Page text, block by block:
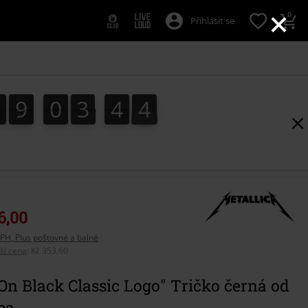
×
Přihlásit se 0
9
9 0
0 3
3 4
4 3
4
3
5
4
Plus poštovné a balné
cena
Kč 353,60
Black Classic Logo" Tričko černá od